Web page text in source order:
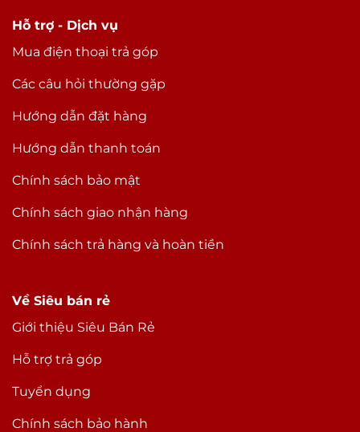
Hỗ trợ - Dịch vụ
Mua điện thoại trả góp
Các câu hỏi thường gặp
Hướng dẫn đặt hàng
Hướng dẫn thanh toán
Chính sách bảo mật
Chính sách giao nhận hàng
Chính sách trả hàng và hoàn tiền
Về Siêu bán rẻ
Giới thiệu Siêu Bán Rẻ
Hỗ trợ trả góp
Tuyển dụng
Chính sách bảo hành